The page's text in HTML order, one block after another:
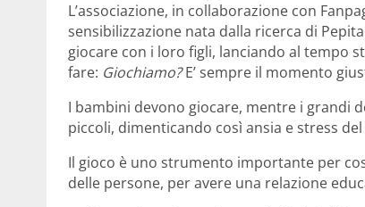
L’associazione, in collaborazione con
sensibilizzazione nata dalla ricerca di
giocare con i loro figli, lanciando al tempo
fare: Giochiamo?E’ sempre il momento
I bambini devono giocare, mentre i grandi
piccoli, dimenticando così ansia e stress
Il gioco è uno strumento importante per
delle persone, per avere una relazione